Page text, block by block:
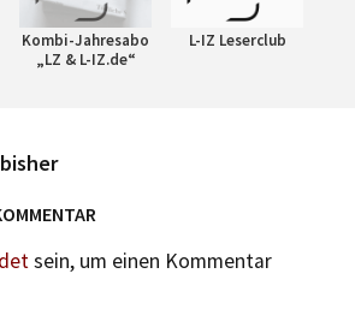
Kombi-Jahresabo
„LZ & L-IZ.de“
L-IZ Leserclub
sein, um einen Kommentar